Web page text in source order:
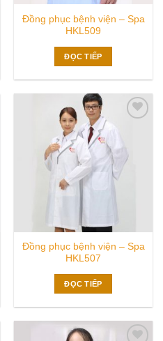
Đồng phục bệnh viện – Spa
HKL509
ĐỌC TIẾP
Đồng phục bệnh viện – Spa
HKL507
ĐỌC TIẾP